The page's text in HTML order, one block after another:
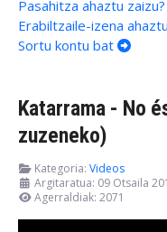
Pasahitza ahaztu zaizu?
Erabiltzaile-izena
Sortu kontu bat
Katarrama - No
zuzeneko)
Kategoria: Videos
Argitaratua: 09 Otsaila
Agerraldiak: 2071